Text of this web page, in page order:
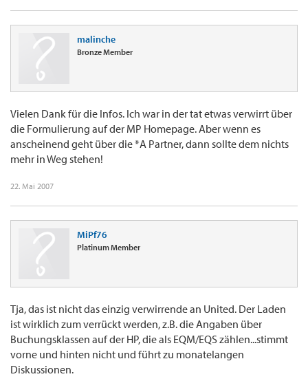
malinche
Bronze Member
Vielen Dank für die Infos. Ich war in der tat etwas verwirrt über
die Formulierung auf der MP Homepage. Aber wenn es
anscheinend geht über die *A Partner, dann sollte dem nichts
mehr in Weg stehen!
22. Mai 2007
MiPf76
Platinum Member
Tja, das ist nicht das einzig verwirrende an United. Der Laden
ist wirklich zum verrückt werden, z.B. die Angaben über
Buchungsklassen auf der HP, die als EQM/EQS zählen...stimmt
vorne und hinten nicht und führt zu monatelangen
Diskussionen.